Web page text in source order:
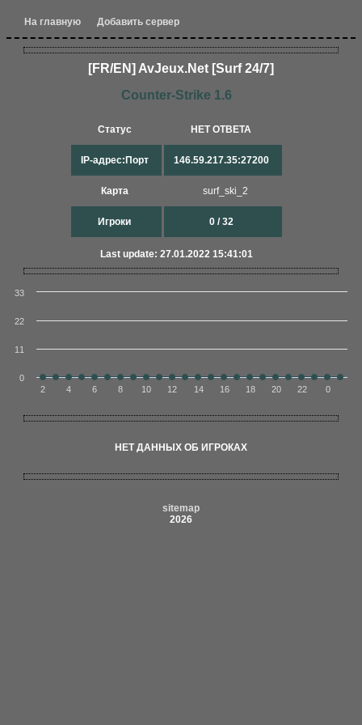
На главную Добавить сервер
[FR/EN] AvJeux.Net [Surf 24/7]
Counter-Strike 1.6
Статус
IP-адрес:Порт
Карта
Игроки
НЕТ ОТВЕТА
146.59.217.35:27200
surf_ski_2
0 / 32
Last update: 27.01.2022 15:41:01
2 4 6 8 10 12 14 16 18 20 22 0
0
11
22
33
НЕТ ДАННЫХ ОБ ИГРОКАХ
sitemap
2026